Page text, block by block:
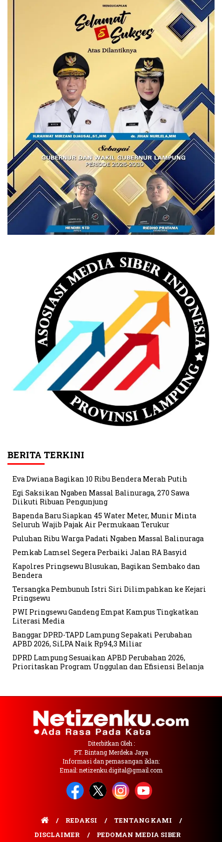
BERITA TERKINI
Eva Dwiana Bagikan 10 Ribu Bendera Merah Putih
Egi Saksikan Ngaben Massal Balinuraga, 270 Sawa
Diikuti Ribuan Pengunjung
Bapenda Baru Siapkan 45 Water Meter, Munir Minta
Seluruh Wajib Pajak Air Permukaan Terukur
Puluhan Ribu Warga Padati Ngaben Massal Balinuraga
Pemkab Lamsel Segera Perbaiki Jalan RA Basyid
Kapolres Pringsewu Blusukan, Bagikan Sembako dan
Bendera
Tersangka Pembunuh Istri Siri Dilimpahkan ke Kejari
Pringsewu
PWI Pringsewu Gandeng Empat Kampus Tingkatkan
Literasi Media
Banggar DPRD-TAPD Lampung Sepakati Perubahan
APBD 2026, SiLPA Naik Rp94,3 Miliar
DPRD Lampung Sesuaikan APBD Perubahan 2026,
Prioritaskan Program Unggulan dan Efisiensi Belanja
Diterbitkan Oleh :
PT. Bintang Merdeka Jaya
Informasi dan pemasangan iklan:
Email: netizenku.digital@gmail.com
REDAKSI
TENTANG KAMI
DISCLAIMER
PEDOMAN MEDIA SIBER